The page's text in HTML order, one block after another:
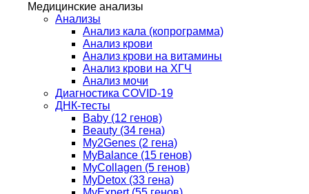
Медицинские анализы
Анализы
Анализ кала (копрограмма)
Анализ крови
Анализ крови на витамины
Анализ крови на ХГЧ
Анализ мочи
Диагностика COVID-19
ДНК-тесты
Baby (12 генов)
Beauty (34 гена)
My2Genes (2 гена)
MyBalance (15 генов)
MyCollagen (5 генов)
MyDetox (33 гена)